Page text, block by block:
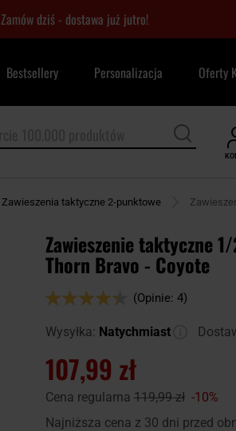
Zamów dziś - dostawa już jutro!
Bestsellery Personalizacja Oferty
Zawieszenia taktyczne 2-punktowe
Zawieszenie taktyczne
Thorn Bravo - Coyote
Ocena:
(Opinie: 4)
Wysyłka: Natychmiast
107,99 zł
Cena regularna 119,99 zł -10%
Najniższa cena z 30 dni przed